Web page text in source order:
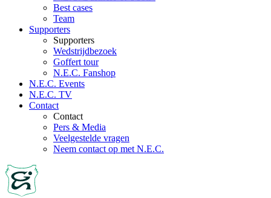
Best cases
Team
Supporters
Supporters
Wedstrijdbezoek
Goffert tour
N.E.C. Fanshop
N.E.C. Events
N.E.C. TV
Contact
Contact
Pers & Media
Veelgestelde vragen
Neem contact op met N.E.C.